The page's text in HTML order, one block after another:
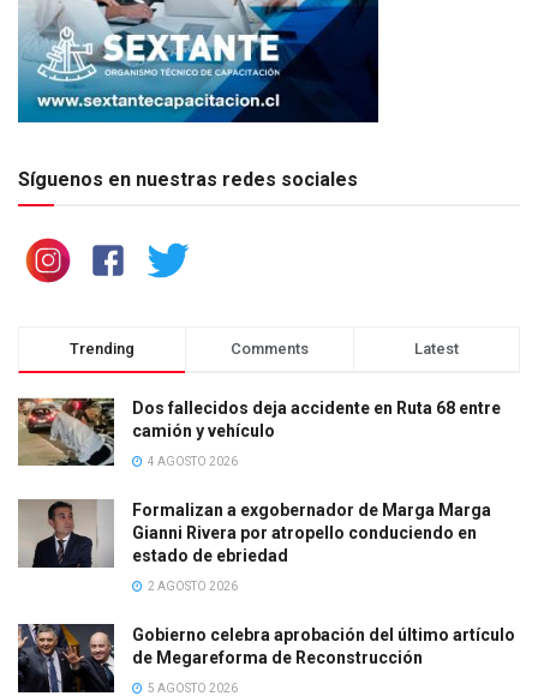
Síguenos en nuestras redes sociales
Trending Comments Latest
Dos fallecidos deja accidente en Ruta 68 entre
camión y vehículo
4 AGOSTO 2026
Formalizan a exgobernador de Marga Marga
Gianni Rivera por atropello conduciendo en
estado de ebriedad
2 AGOSTO 2026
Gobierno celebra aprobación del último artículo
de Megareforma de Reconstrucción
5 AGOSTO 2026